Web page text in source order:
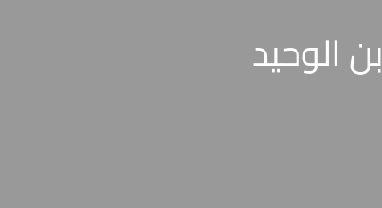
الوحيد